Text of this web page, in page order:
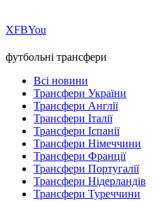
ХFBYou
футбольні трансфери
Всі новини
Трансфери України
Трансфери Англії
Трансфери Італії
Трансфери Іспанії
Трансфери Німеччини
Трансфери Франції
Трансфери Португалії
Трансфери Нідерландів
Трансфери Туреччини